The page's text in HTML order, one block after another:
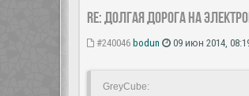
Re: Долгая дорога на
#240046 bodun 09 июн 2014,
GreyCube: